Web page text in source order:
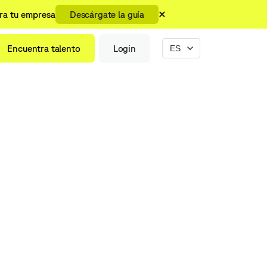
tu empresa Descárgate la guía
Encuentra talento Login